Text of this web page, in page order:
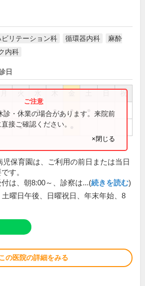
ビリテーション科 循環器内科
麻酔
内科
日
祝
● ● ● ● ●
● ● ●
診・休業の場合があります。来院前
接ご確認ください。
×閉じる
児保育園は、ご利用の前日または当日
す。
は、朝8:00～、診察は...(続きを読む)
土曜日午後、日曜祝日、年末年始、8
の医院の詳細をみる